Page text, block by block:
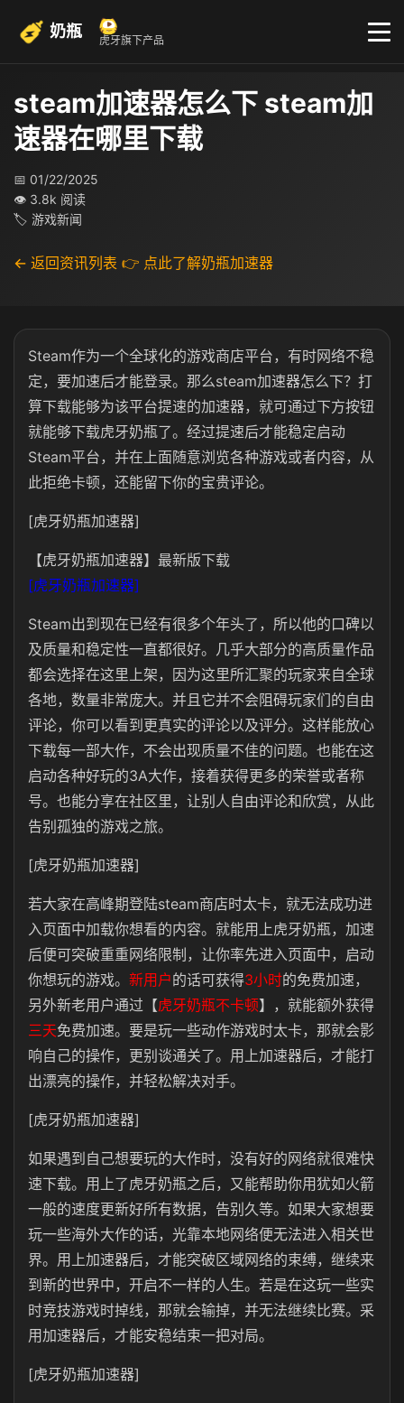
奶瓶 虎牙旗下产品
steam加速器怎么下 steam加
速器在哪里下载
📅 01/22/2025
👁 3.8k 阅读
🏷 游戏新闻
← 返回资讯列表 👉 点此了解奶瓶加速器
Steam作为一个全球化的游戏商店平台，有时网络不稳
定，要加速后才能登录。那么steam加速器怎么下？打
算下载能够为该平台提速的加速器，就可通过下方按钮
就能够下载虎牙奶瓶了。经过提速后才能稳定启动
Steam平台，并在上面随意浏览各种游戏或者内容，从
此拒绝卡顿，还能留下你的宝贵评论。
[虎牙奶瓶加速器]
【虎牙奶瓶加速器】最新版下载
[虎牙奶瓶加速器]
Steam出到现在已经有很多个年头了，所以他的口碑以
及质量和稳定性一直都很好。几乎大部分的高质量作品
都会选择在这里上架，因为这里所汇聚的玩家来自全球
各地，数量非常庞大。并且它并不会阻碍玩家们的自由
评论，你可以看到更真实的评论以及评分。这样能放心
下载每一部大作，不会出现质量不佳的问题。也能在这
启动各种好玩的3A大作，接着获得更多的荣誉或者称
号。也能分享在社区里，让别人自由评论和欣赏，从此
告别孤独的游戏之旅。
[虎牙奶瓶加速器]
若大家在高峰期登陆steam商店时太卡，就无法成功进
入页面中加载你想看的内容。就能用上虎牙奶瓶，加速
后便可突破重重网络限制，让你率先进入页面中，启动
你想玩的游戏。 新用户的话可获得3小时的免费加速，
另外新老用户通过【虎牙奶瓶不卡顿】，就能额外获得
三天免费加速。要是玩一些动作游戏时太卡，那就会影
响自己的操作，更别谈通关了。用上加速器后，才能打
出漂亮的操作，并轻松解决对手。
[虎牙奶瓶加速器]
如果遇到自己想要玩的大作时，没有好的网络就很难快
速下载。用上了虎牙奶瓶之后，又能帮助你用犹如火箭
一般的速度更新好所有数据，告别久等。如果大家想要
玩一些海外大作的话，光靠本地网络便无法进入相关世
界。用上加速器后，才能突破区域网络的束缚，继续来
到新的世界中，开启不一样的人生。若是在这玩一些实
时竞技游戏时掉线，那就会输掉，并无法继续比赛。采
用加速器后，才能安稳结束一把对局。
[虎牙奶瓶加速器]